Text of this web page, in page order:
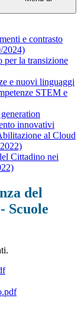
e contrasto
2024)
per la transizione
e nuovi linguaggi
STEM e
innovativi
al Cloud
Cittadino nei
del
Scuole